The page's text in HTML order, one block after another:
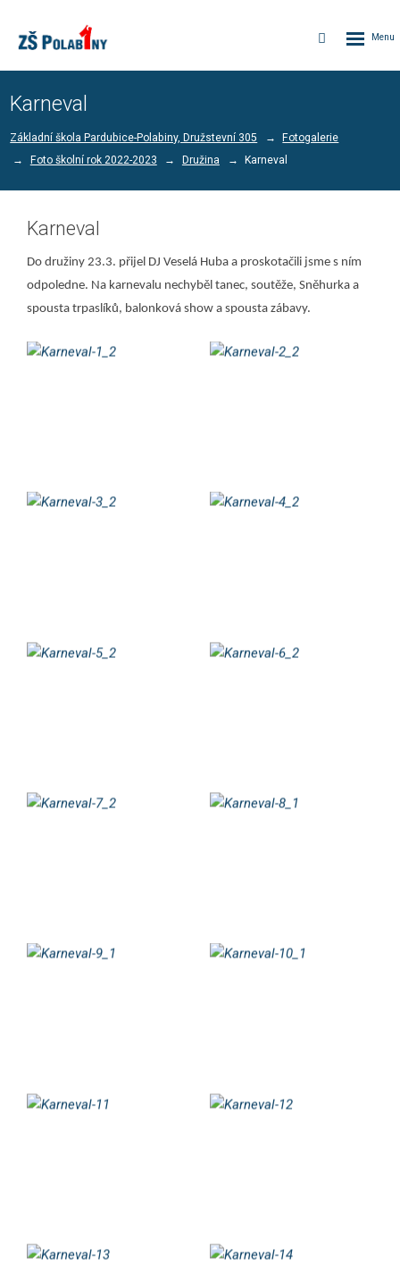
Vyhledávání
Karneval
Základní škola Pardubice-Polabiny, Družstevní 305
Fotogalerie
Foto školní rok 2022-2023
Družina Karneval
Karneval
Do družiny 23.3. přijel DJ Veselá Huba a proskotačili jsme s ním
odpoledne. Na karnevalu nechyběl tanec, soutěže, Sněhurka a
spousta trpaslíků, balonková show a spousta zábavy.